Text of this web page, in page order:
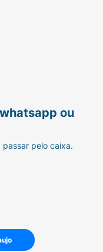
ou
passar pelo caixa.